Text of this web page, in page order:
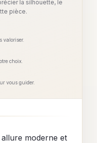
la silhouette, le
pièce.
valoriser.
choix.
vous guider.
moderne et